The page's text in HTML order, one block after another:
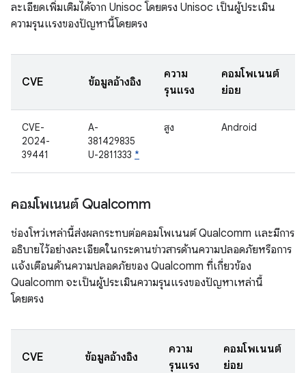
ละเอียดเพิ่มเติมได้จาก Unisoc โดยตรง Unisoc เป็นผู้ประเมิน
ความรุนแรงของปัญหานี้โดยตรง
CVE ข้อมูลอ้างอิง
ความ
รุนแรง
คอมโพเนนต์
ย่อย
CVE-
2024-
39441
A-
381429835
U-2811333 *
สูง Android
คอมโพเนนต์ Qualcomm
ช่องโหว่เหล่านี้ส่งผลกระทบต่อคอมโพเนนต์ Qualcomm และมีการ
อธิบายไว้อย่างละเอียดในกระดานข่าวสารด้านความปลอดภัยหรือการ
แจ้งเตือนด้านความปลอดภัยของ Qualcomm ที่เกี่ยวข้อง
Qualcomm จะเป็นผู้ประเมินความรุนแรงของปัญหาเหล่านี้
โดยตรง
CVE ข้อมูลอ้างอิง
ความ
รุนแรง
คอมโพเนนต์
ย่อย